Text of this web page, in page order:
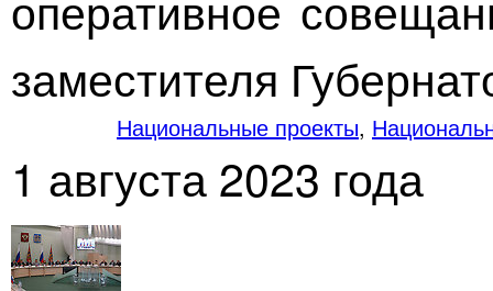
заместителя
Национальные проекты,
1 августа 2023 года